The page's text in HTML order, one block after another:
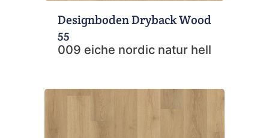
Designboden Dryback Wood
55
009 eiche nordic natur hell